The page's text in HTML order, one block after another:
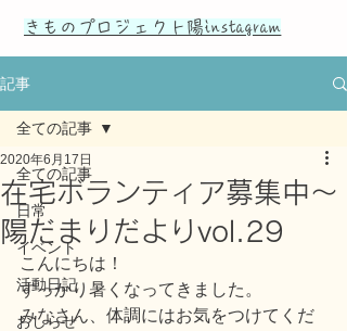
​きものプロジェクト陽instagram
記事
全ての記事
日常
イベント
活動日記
おしらせ
全ての記事
在宅ボランティア募集中～
陽だまりだよりvol.29
2020年6月17日
こんにちは！
すっかり暑くなってきました。
みなさん、体調にはお気をつけてくだ